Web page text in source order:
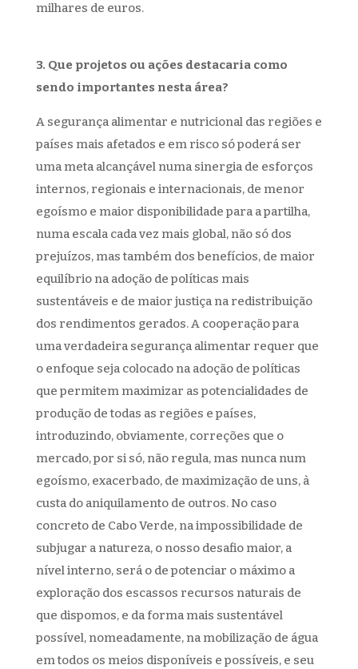
milhares de euros.
3. Que projetos ou ações destacaria como
sendo importantes nesta área?
A segurança alimentar e nutricional das regiões e
países mais afetados e em risco só poderá ser
uma meta alcançável numa sinergia de esforços
internos, regionais e internacionais, de menor
egoísmo e maior disponibilidade para a partilha,
numa escala cada vez mais global, não só dos
prejuízos, mas também dos benefícios, de maior
equilíbrio na adoção de políticas mais
sustentáveis e de maior justiça na redistribuição
dos rendimentos gerados. A cooperação para
uma verdadeira segurança alimentar requer que
o enfoque seja colocado na adoção de políticas
que permitem maximizar as potencialidades de
produção de todas as regiões e países,
introduzindo, obviamente, correções que o
mercado, por si só, não regula, mas nunca num
egoísmo, exacerbado, de maximização de uns, à
custa do aniquilamento de outros. No caso
concreto de Cabo Verde, na impossibilidade de
subjugar a natureza, o nosso desafio maior, a
nível interno, será o de potenciar o máximo a
exploração dos escassos recursos naturais de
que dispomos, e da forma mais sustentável
possível, nomeadamente, na mobilização de água
em todos os meios disponíveis e possíveis, e seu